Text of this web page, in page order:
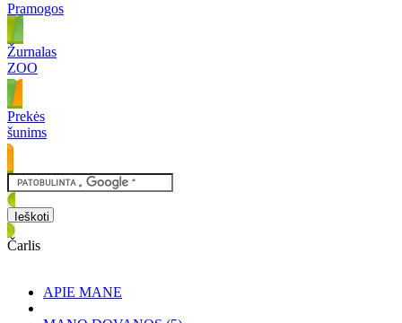
Pramogos
Žurnalas
ZOO
Prekės
šunims
Čarlis
APIE MANE